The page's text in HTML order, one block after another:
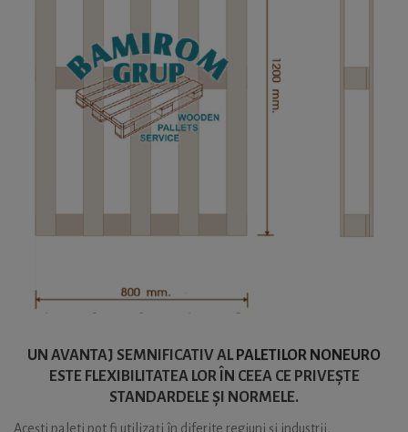
UN AVANTAJ SEMNIFICATIV AL PALETILOR NONEURO
ESTE FLEXIBILITATEA LOR ÎN CEEA CE PRIVEȘTE
STANDARDELE ȘI NORMELE.
Acești paleti pot fi utilizați în diferite regiuni și industrii,